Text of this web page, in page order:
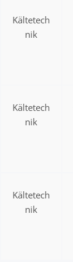
Kältetech
nik
Kältetech
nik
Kältetech
nik